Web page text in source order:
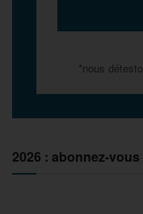
*nous
2026 : abonnez-vous